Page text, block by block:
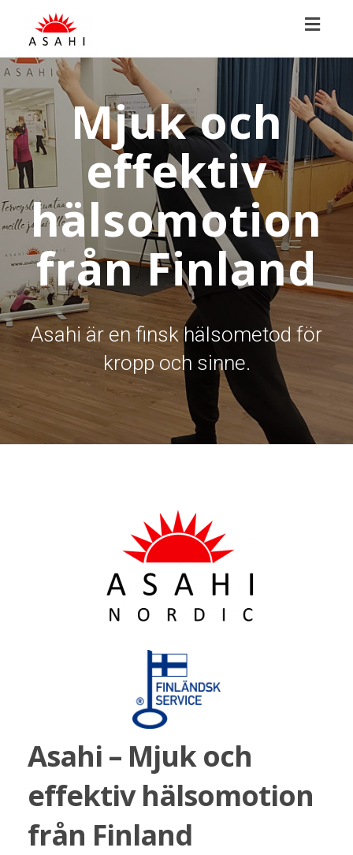
Mjuk och
effektiv
hälsomotion
från Finland
Asahi är en finsk hälsometod för
kropp och sinne.
Asahi – Mjuk och
effektiv hälsomotion
från Finland